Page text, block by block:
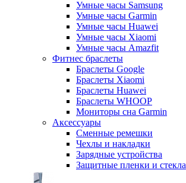
Умные часы Samsung
Умные часы Garmin
Умные часы Huawei
Умные часы Xiaomi
Умные часы Amazfit
Фитнес браслеты
Браслеты Google
Браслеты Xiaomi
Браслеты Huawei
Браслеты WHOOP
Мониторы сна Garmin
Аксессуары
Сменные ремешки
Чехлы и накладки
Зарядные устройства
Защитные пленки и стекла